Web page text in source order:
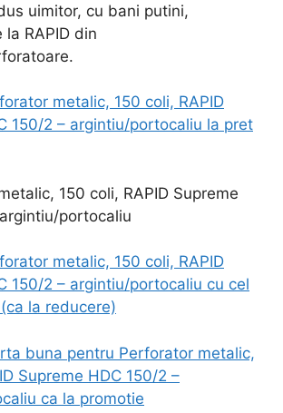
uimitor, cu bani putini,
RAPID din
metalic, 150 coli, RAPID
150/2 – argintiu/portocaliu la pret
metalic, 150 coli, RAPID
150/2 – argintiu/portocaliu cu cel
la reducere)
buna pentru Perforator metalic,
Supreme HDC 150/2 –
ca la promotie